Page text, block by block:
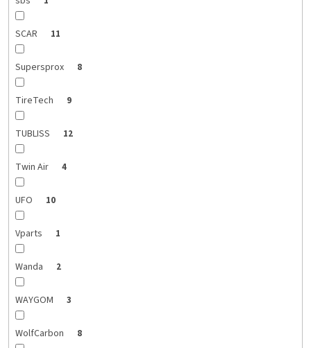
SCAR 11
Supersprox 8
TireTech 9
TUBLISS 12
Twin Air 4
UFO 10
Vparts 1
Wanda 2
WAYGOM 3
WolfCarbon 8